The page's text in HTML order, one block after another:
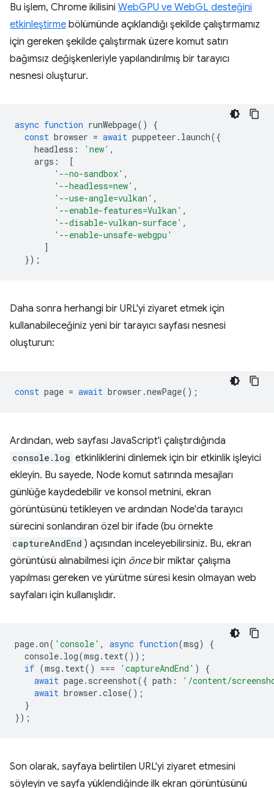
Bu işlem, Chrome ikilisini WebGPU ve WebGL desteğini
etkinleştirme bölümünde açıklandığı şekilde çalıştırmamız
için gereken şekilde çalıştırmak üzere komut satırı
bağımsız değişkenleriyle yapılandırılmış bir tarayıcı
nesnesi oluşturur.
async function runWebpage()
{
const browser = await puppeteer . launch({
headless : 'new' ,
args :
[
'--no-sandbox' ,
'--headless=new' ,
'--use-angle=vulkan' ,
'--enable-features=Vulkan' ,
'--disable-vulkan-surface' ,
'--enable-unsafe-webgpu'
]
});
Daha sonra herhangi bir URL'yi ziyaret etmek için
kullanabileceğiniz yeni bir tarayıcı sayfası nesnesi
oluşturun:
const page = await browser .newPage();
Ardından, web sayfası JavaScript'i çalıştırdığında
console.log etkinliklerini dinlemek için bir etkinlik işleyici
ekleyin. Bu sayede, Node komut satırında mesajları
günlüğe kaydedebilir ve konsol metnini, ekran
görüntüsünü tetikleyen ve ardından Node'da tarayıcı
sürecini sonlandıran özel bir ifade (bu örnekte
captureAndEnd ) açısından inceleyebilirsiniz. Bu, ekran
görüntüsü alınabilmesi için öncebir miktar çalışma
yapılması gereken ve yürütme süresi kesin olmayan web
sayfaları için kullanışlıdır.
page.on( 'console' , async function(msg)
{
console. log(msg . text());
if (msg . text() === 'captureAndEnd' )
{
await page. screenshot({ path :
'/content/
await browser .close();
}
});
Son olarak, sayfaya belirtilen URL'yi ziyaret etmesini
söyleyin ve sayfa yüklendiğinde ilk ekran görüntüsünü